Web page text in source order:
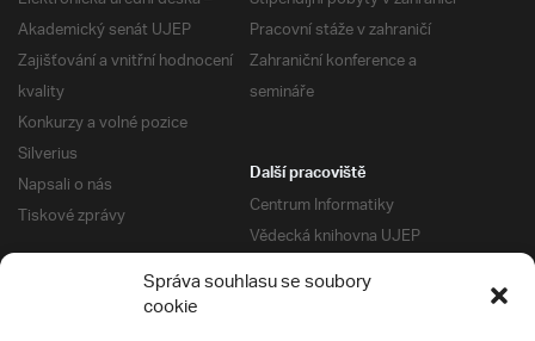
Správa souhlasu se soubory
cookie
Akademický senát UJEP
Zajišťování a vnitřní hodnocení
kvality
Konkurzy a volné pozice
Silverius
Napsali o nás
Tiskové zprávy
Pracovní stáže v zahraničí
Zahraniční konference a
semináře
Další pracoviště
Centrum Informatiky
Vědecká knihovna UJEP
Správa kolejí a menz
Univerzitní centrum podpory